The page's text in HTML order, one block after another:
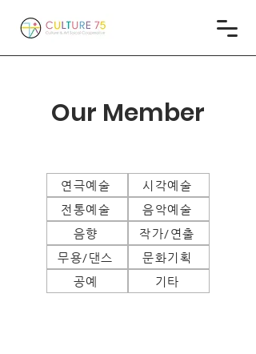
Our Member
연극예술
시각예술
전통예술
음악예술
음향
작가/연출
무용/댄스
문화기획
공예
기타